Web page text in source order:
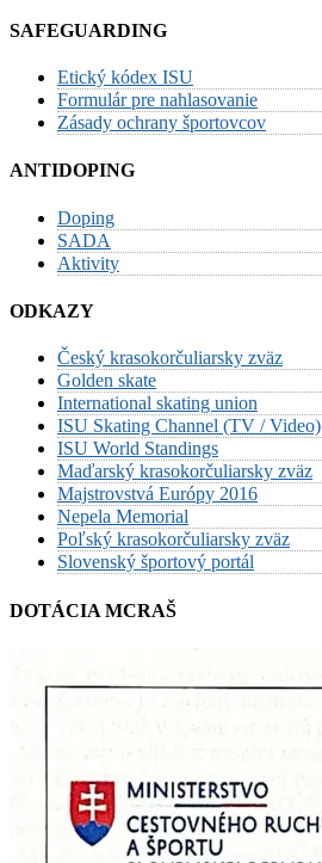
SAFEGUARDING
Etický kódex ISU
Formulár pre nahlasovanie
Zásady ochrany športovcov
ANTIDOPING
Doping
SADA
Aktivity
ODKAZY
Český krasokorčuliarsky zväz
Golden skate
International skating union
ISU Skating Channel (TV / Video)
ISU World Standings
Maďarský krasokorčuliarsky zväz
Majstrovstvá Európy 2016
Nepela Memorial
Poľský krasokorčuliarsky zväz
Slovenský športový portál
DOTÁCIA MCRAŠ